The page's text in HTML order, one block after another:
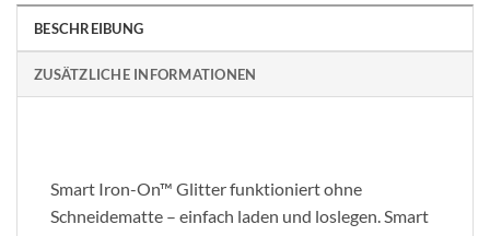
BESCHREIBUNG
ZUSÄTZLICHE INFORMATIONEN
Smart Iron-On™ Glitter funktioniert ohne
Schneidematte – einfach laden und loslegen. Smart